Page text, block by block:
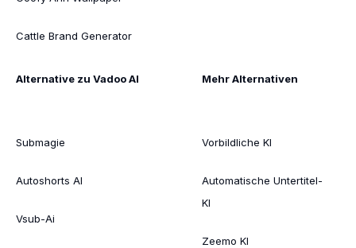
Cattle Brand Generator
Alternative zu Vadoo AI
Submagie
Autoshorts AI
Vsub-Ai
Mehr Alternativen
Vorbildliche KI
Automatische Untertitel-
KI
Zeemo KI